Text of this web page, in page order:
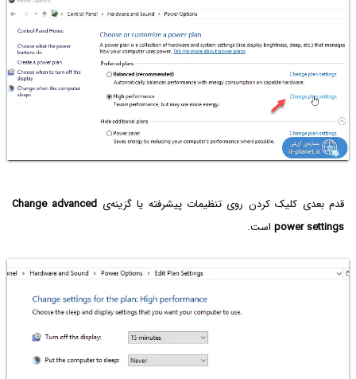
قدم بعدی کلیک کردن روی تنظیمات پیشرفته یا گزینه‌ی Change advanced
power settings است.